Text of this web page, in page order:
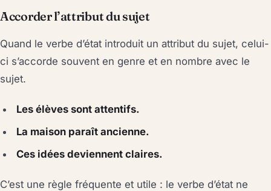
Accorder l’attribut du sujet
Quand le verbe d’état introduit un attribut du sujet, celui-
ci s’accorde souvent en genre et en nombre avec le
sujet.
Les élèves sont attentifs.
La maison paraît ancienne.
Ces idées deviennent claires.
C’est une règle fréquente et utile : le verbe d’état ne